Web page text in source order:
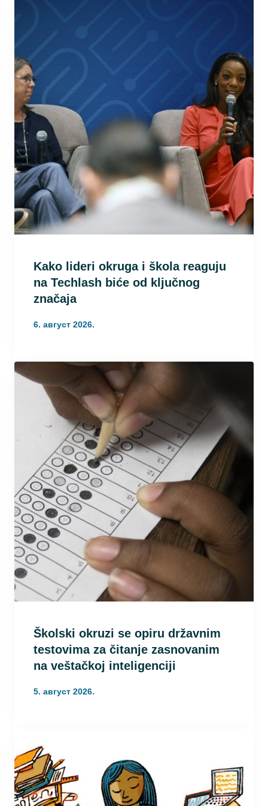
Kako lideri okruga i škola reaguju
na Techlash biće od ključnog
značaja
6. август 2026.
Školski okruzi se opiru državnim
testovima za čitanje zasnovanim
na veštačkoj inteligenciji
5. август 2026.